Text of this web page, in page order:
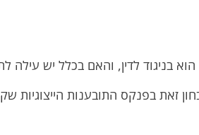
בניגוד לדין, והאם בכלל יש עילה
זאת בפנקס התובענות הייצוגיות